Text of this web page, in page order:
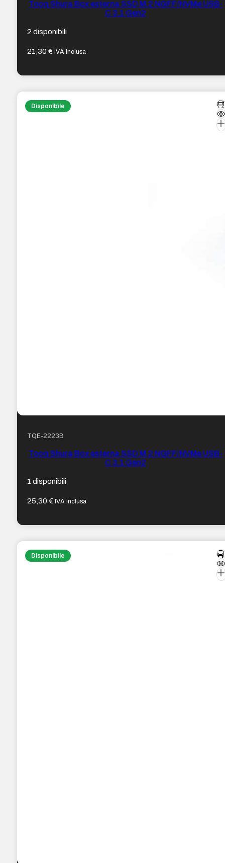
Tooq Shura Box esterna SSD M.2 NGFF/NVMe USB-
C 3.1 Gen2
2 disponibili
21,30€ IVA inclusa
Disponibile
TQE-2223B
Tooq Shura Box esterna SSD M.2 NGFF/NVMe USB-
C 3.1 Gen2
1 disponibili
25,30€ IVA inclusa
Disponibile